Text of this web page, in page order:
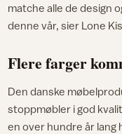
matche alle de design
denne vår, sier Lone
Flere farger
Den danske
stoppmøbler i god
en over hundre år lang